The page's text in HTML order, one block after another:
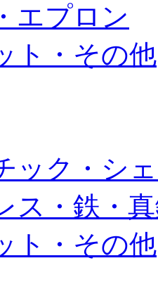
エプロン
ト・その他
ック・シ
ス・鉄・
ト・その他